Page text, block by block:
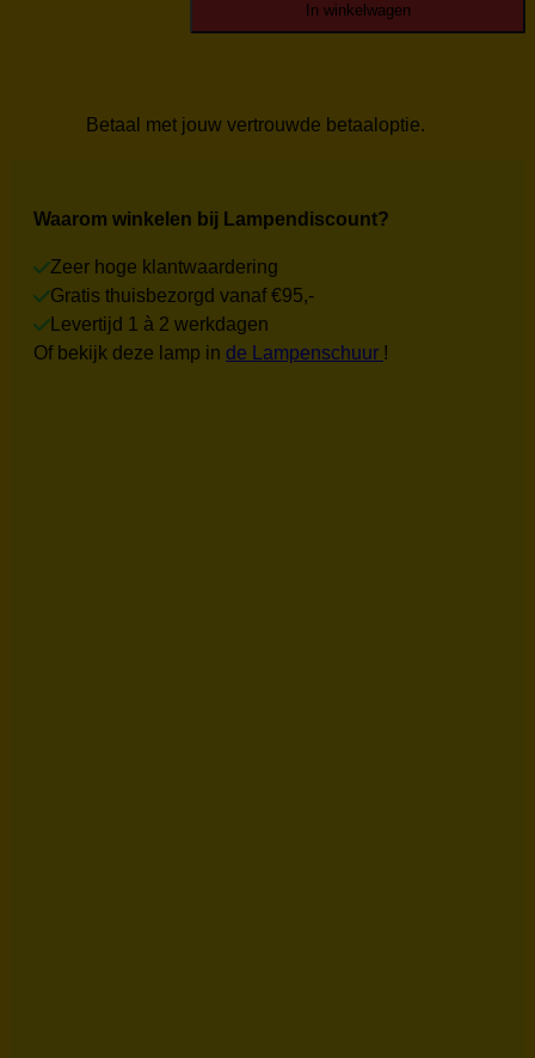
In winkelwagen
Betaal met jouw vertrouwde betaaloptie.
Waarom winkelen bij Lampendiscount?
Zeer hoge klantwaardering
Gratis thuisbezorgd vanaf €95,-
Levertijd 1 à 2 werkdagen
Of bekijk deze lamp in de Lampenschuur !